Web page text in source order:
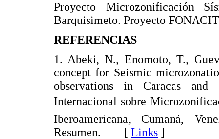
Proyecto Microzonificación
Barquisimeto. Proyecto
REFERENCIAS
1. Abeki, N., Enomoto, T.,
concept for Seismic
observations in Caracas
Internacional sobre
Iberoamericana, Cumaná,
Resumen. [ Links ]